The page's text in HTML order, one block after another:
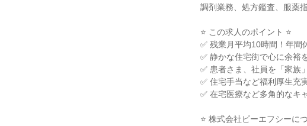
調剤業務、処方鑑査、服薬
⭐ この求人のポイント ⭐
✅ 残業月平均10時間！年間
✅ 静かな住宅街で心に余裕
✅ 患者さま、社員を「家族
✅ 住宅手当など福利厚生充
✅ 在宅医療など多角的なキ
⭐ 株式会社ピーエフシーに